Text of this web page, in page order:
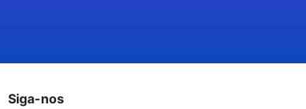
Siga-nos